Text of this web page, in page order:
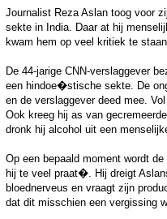
Journalist Reza Aslan toog voor
sekte in India. Daar at hij
kwam hem op veel kritiek te
De 44-jarige CNN-verslaggever
een hindoe�stische sekte. De
en de verslaggever deed mee.
Ook kreeg hij as van
dronk hij alcohol uit een
Op een bepaald moment wordt
hij te veel praat�. Hij dreigt
bloednerveus en vraagt zijn
dat dit misschien een vergissing